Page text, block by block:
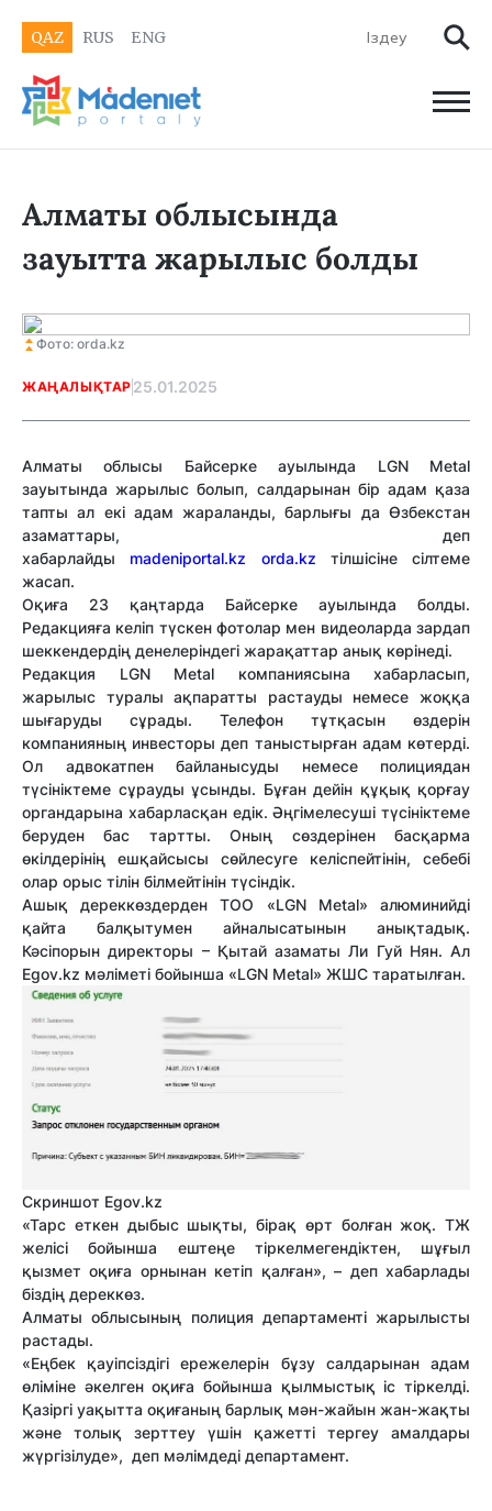
QAZ RUS ENG
Алматы облысында
зауытта жарылыс болды
Фото: orda.kz
ЖАҢАЛЫҚТАР 25.01.2025
Алматы облысы Байсерке ауылында LGN Metal
зауытында жарылыс болып, салдарынан бір адам қаза
тапты ал екі адам жараланды, барлығы да Өзбекстан
азаматтары, деп
хабарлайды madeniportal.kz orda.kz тілшісіне сілтеме
жасап.
Оқиға 23 қаңтарда Байсерке ауылында болды.
Редакцияға келіп түскен фотолар мен видеоларда зардап
шеккендердің денелеріндегі жарақаттар анық көрінеді.
Редакция LGN Metal компаниясына хабарласып,
жарылыс туралы ақпаратты растауды немесе жоққа
шығаруды сұрады. Телефон тұтқасын өздерін
компанияның инвесторы деп таныстырған адам көтерді.
Ол адвокатпен байланысуды немесе полициядан
түсініктеме сұрауды ұсынды. Бұған дейін құқық қорғау
органдарына хабарласқан едік. Әңгімелесуші түсініктеме
беруден бас тартты. Оның сөздерінен басқарма
өкілдерінің ешқайсысы сөйлесуге келіспейтінін, себебі
олар орыс тілін білмейтінін түсіндік.
Ашық дереккөздерден ТОО «LGN Metal» алюминийді
қайта балқытумен айналысатынын анықтадық.
Кәсіпорын директоры – Қытай азаматы Ли Гуй Нян. Ал
Egov.kz мәліметі бойынша «LGN Metal» ЖШС таратылған.
Скриншот Egov.kz
«Тарс еткен дыбыс шықты, бірақ өрт болған жоқ. ТЖ
желісі бойынша ештеңе тіркелмегендіктен, шұғыл
қызмет оқиға орнынан кетіп қалған», – деп хабарлады
біздің дереккөз.
Алматы облысының полиция департаменті жарылысты
растады.
«Еңбек қауіпсіздігі ережелерін бұзу салдарынан адам
өліміне әкелген оқиға бойынша қылмыстық іс тіркелді.
Қазіргі уақытта оқиғаның барлық мән-жайын жан-жақты
және толық зерттеу үшін қажетті тергеу амалдары
жүргізілуде», деп мәлімдеді департамент.